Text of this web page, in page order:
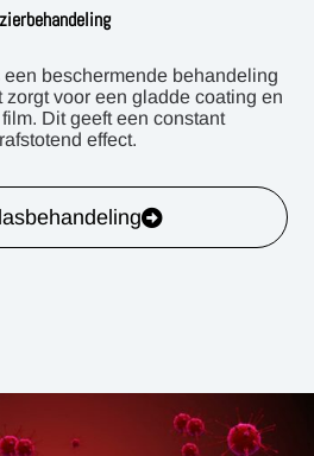
beschermende behandeling
voor een gladde coating en
Dit geeft een constant
effect.